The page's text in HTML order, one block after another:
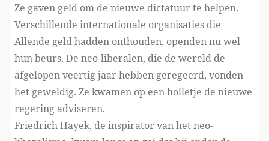
Ze gaven geld om de nieuwe dictatuur te helpen.
Verschillende internationale organisaties die
Allende geld hadden onthouden, openden nu wel
hun beurs. De neo-liberalen, die de wereld de
afgelopen veertig jaar hebben geregeerd, vonden
het geweldig. Ze kwamen op een holletje de nieuwe
regering adviseren.
Friedrich Hayek, de inspirator van het neo-